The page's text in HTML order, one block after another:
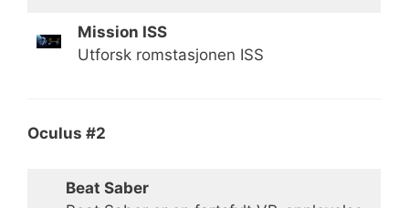
Mission ISS
Utforsk romstasjonen ISS
Oculus #2
Beat Saber